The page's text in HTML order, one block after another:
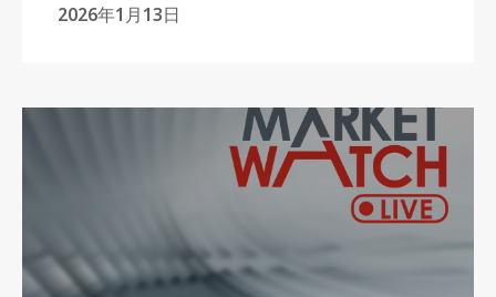
環境中，策略性布局投資組合，實現穩健增長。
2026年1月13日